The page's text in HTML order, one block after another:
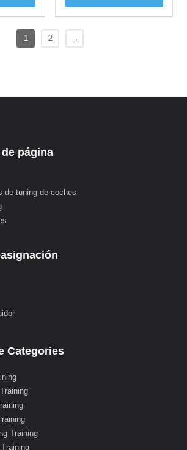
1 2 →
página
de tuning de coches
Categories
Training